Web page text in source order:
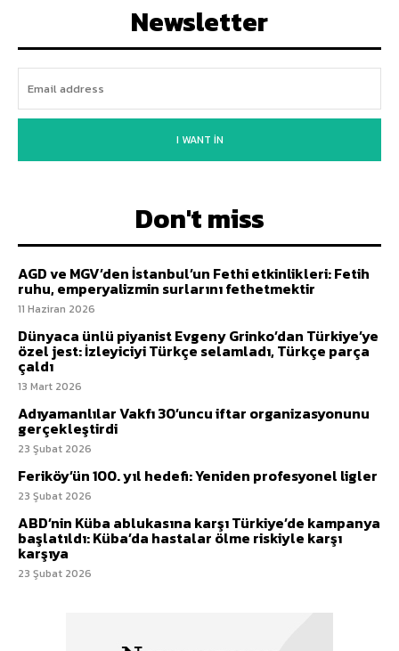
Newsletter
I WANT IN
Don't miss
AGD ve MGV’den İstanbul’un Fethi etkinlikleri: Fetih
ruhu, emperyalizmin surlarını fethetmektir
11 Haziran 2026
Dünyaca ünlü piyanist Evgeny Grinko’dan Türkiye’ye
özel jest: İzleyiciyi Türkçe selamladı, Türkçe parça
çaldı
13 Mart 2026
Adıyamanlılar Vakfı 30’uncu iftar organizasyonunu
gerçekleştirdi
23 Şubat 2026
Feriköy’ün 100. yıl hedefi: Yeniden profesyonel ligler
23 Şubat 2026
ABD’nin Küba ablukasına karşı Türkiye’de kampanya
başlatıldı: Küba’da hastalar ölme riskiyle karşı
karşıya
23 Şubat 2026